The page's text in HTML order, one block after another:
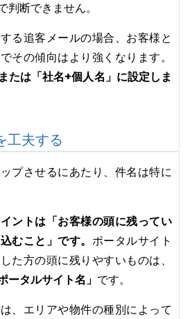
判断できません。
る追客メールの場合、お客様と
その傾向はより強くなります。
たは「社名+個人名」に設定しま
工夫する
プさせるにあたり、件名は特に
ントは「お客様の頭に残ってい
むこと」です。
ポータルサイト
た方の頭に残りやすいものは、
ータルサイト名」 です。
、エリアや物件の種別によって